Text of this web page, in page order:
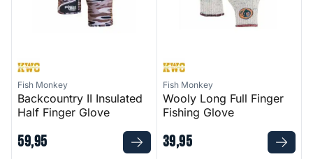
Fish Monkey
Backcountry II Insulated
Half Finger Glove
59,95
Fish Monkey
Wooly Long Full Finger
Fishing Glove
39,95